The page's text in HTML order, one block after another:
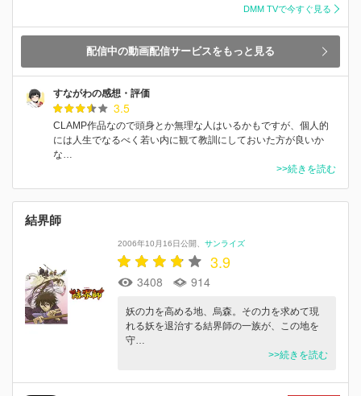
DMM TVで今すぐ見る
配信中の動画配信サービスをもっと見る
すながわの感想・評価
3.5
CLAMP作品なので頭身とか無理な人はいるかもですが、個人的
には人生でなるべく若い内に観て教訓にしておいた方が良いか
な…
>>続きを読む
結界師
2006年10月16日公開 サンライズ
3.9
3408 914
妖の力を高める地、烏森。その力を求めて現
れる妖を退治する結界師の一族が、この地を
守…
>>続きを読む